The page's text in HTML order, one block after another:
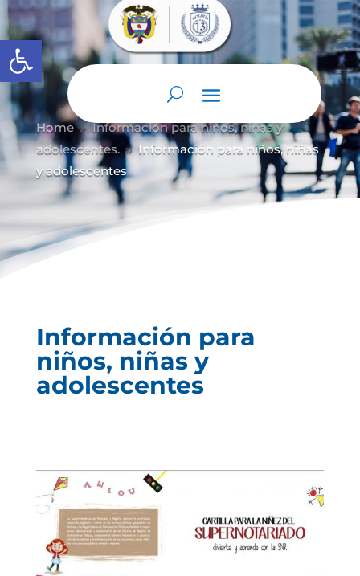
Abrir barra de herramientas
Home 9 Información para niños, niñas y
adolescentes. 9 Información para niños, niñas
y adolescentes
Información para
niños, niñas y
adolescentes